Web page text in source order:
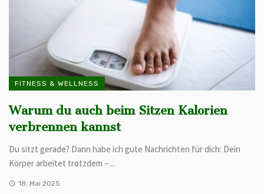
FITNESS & WELLNESS
Warum du auch beim Sitzen Kalorien
verbrennen kannst
Du sitzt gerade? Dann habe ich gute Nachrichten für dich: Dein
Körper arbeitet trotzdem – ...
18. Mai 2025